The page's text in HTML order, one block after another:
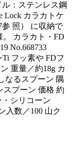
ステンレス鋼
Lock カラカトケ
参 照） に収納で
カラカト・FD
No.668733
フッ素や FDフ
重量／約18g カ
なるスプーン 隅
スプーン 価格 約
シリコーン
数／100 山ク